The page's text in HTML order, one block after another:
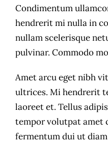
Condimentum
hendrerit mi nulla in
nullam scelerisque
pulvinar. Commodo
Amet arcu eget nibh
ultrices. Mi hendrerit
laoreet et. Tellus
tempor volutpat amet
fermentum dui ut